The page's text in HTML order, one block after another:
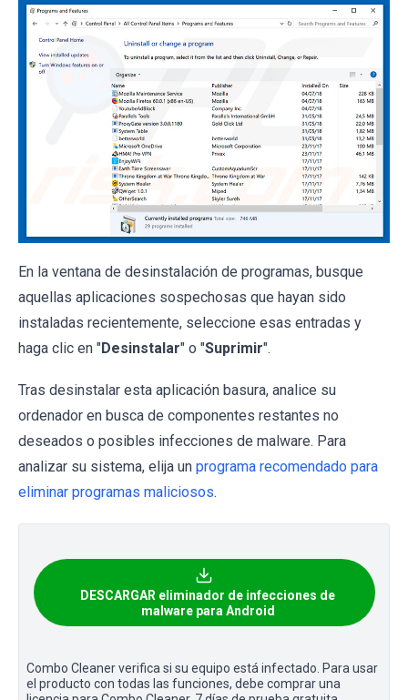
En la ventana de desinstalación de programas, busque
aquellas aplicaciones sospechosas que hayan sido
instaladas recientemente, seleccione esas entradas y
haga clic en "Desinstalar" o "Suprimir".
Tras desinstalar esta aplicación basura, analice su
ordenador en busca de componentes restantes no
deseados o posibles infecciones de malware. Para
analizar su sistema, elija un programa recomendado para
eliminar programas maliciosos.
DESCARGAR eliminador de infecciones de
malware para Android
Combo Cleaner verifica si su equipo está infectado. Para usar
el producto con todas las funciones, debe comprar una